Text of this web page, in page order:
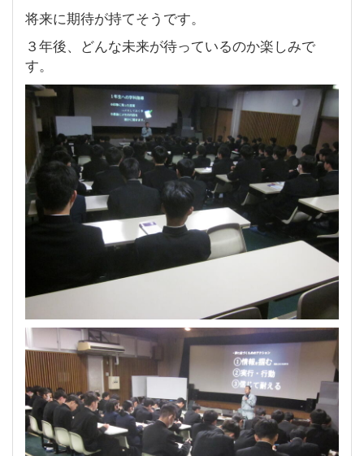
将来に期待が持てそうです。
３年後、どんな未来が待っているのか楽しみで
す。